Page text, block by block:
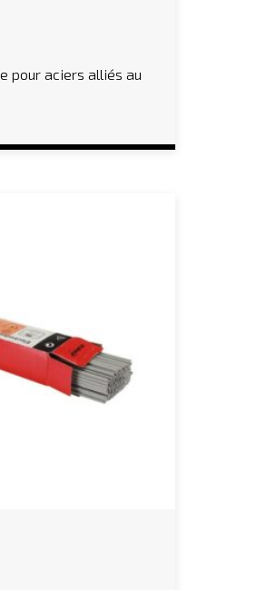
pour aciers alliés au